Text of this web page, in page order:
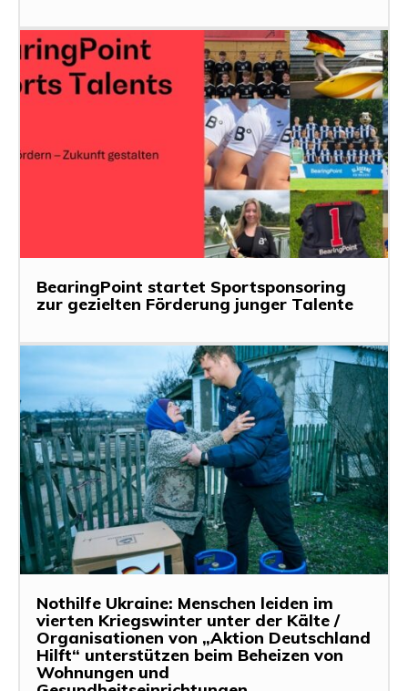
BearingPoint startet Sportsponsoring
zur gezielten Förderung junger Talente
Nothilfe Ukraine: Menschen leiden im
vierten Kriegswinter unter der Kälte /
Organisationen von „Aktion Deutschland
Hilft“ unterstützen beim Beheizen von
Wohnungen und